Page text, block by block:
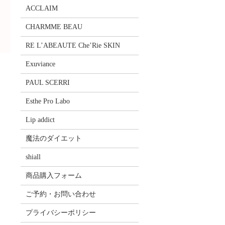
ACCLAIM
CHARMME BEAU
RE L’ABEAUTE Che’Rie SKIN
Exuviance
PAUL SCERRI
Esthe Pro Labo
Lip addict
魔法のダイエット
shiall
商品購入フォーム
ご予約・お問い合わせ
プライバシーポリシー